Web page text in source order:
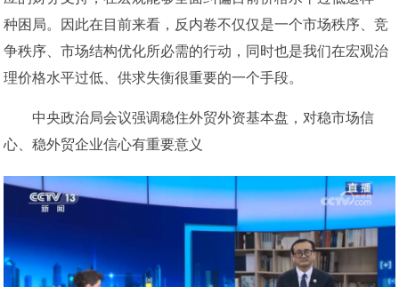
种困局。因此在目前来看，反内卷不仅仅是一个市场秩序、竞
争秩序、市场结构优化所必需的行动，同时也是我们在宏观治
理价格水平过低、供求失衡很重要的一个手段。
中央政治局会议强调稳住外贸外资基本盘，对稳市场信
心、稳外贸企业信心有重要意义